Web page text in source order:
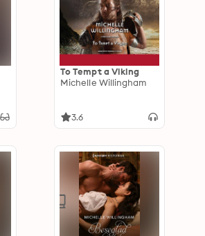
To Tempt a Viking
Michelle Willingham
3.6